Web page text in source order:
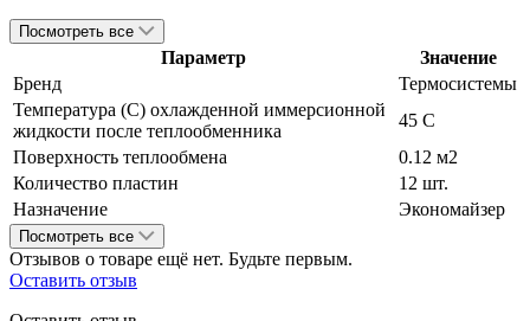
Посмотреть все
Параметр
Значение
Бренд
Термосистемы
Температура (С) охлажденной иммерсионной
жидкости после теплообменника
45 C
Поверхность теплообмена
0.12 м2
Количество пластин
12 шт.
Назначение
Экономайзер
Посмотреть все
Отзывов о товаре ещё нет. Будьте первым.
Оставить отзыв